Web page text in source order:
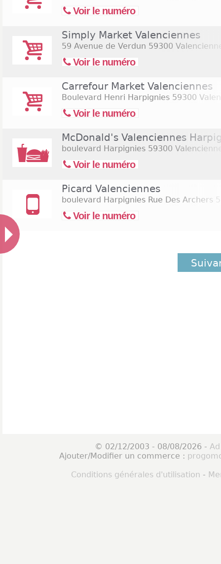
Voir le numéro
Simply Market Valenciennes
59 Avenue de Verdun 59300
Voir le numéro
Carrefour Market Valenciennes
Boulevard Henri Harpignies 59300
Voir le numéro
McDonald's Valenciennes
boulevard Harpignies 59300
Voir le numéro
Picard Valenciennes
boulevard Harpignies Rue Des Archers
Voir le numéro
© 02/12/2003 - 08/08/2026 -
Ajouter/Modifier un commerce :
Conditions générales d'utilisation -